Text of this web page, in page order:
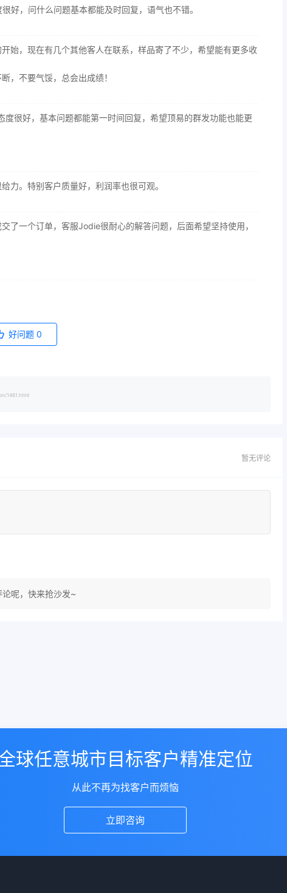
好，问什么问题基本都能及时回复，语气也不错。
始，现在有几个其他客人在联系，样品寄了不少，希望能有更多收
，不要气馁，总会出成绩！
很好，基本问题都能第一时间回复，希望顶易的群发功能也能更
力。特别客户质量好，利润率也很可观。
了一个订单，客服Jodie很耐心的解答问题，后面希望坚持使用，
好问题 0
1461.html
暂无评论
论呢，快来抢沙发~
球任意城市目标客户精准定位
从此不再为找客户而烦恼
立即咨询